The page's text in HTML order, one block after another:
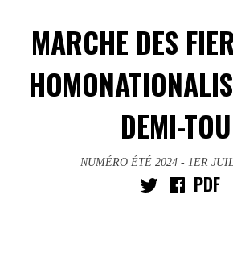
MARCHE DES
DEMI-
NUMÉRO ÉTÉ 2024 - 1ER
PDF